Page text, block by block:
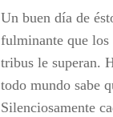
Un buen día de
fulminante que los
tribus le superan.
todo mundo sabe
Silenciosamente